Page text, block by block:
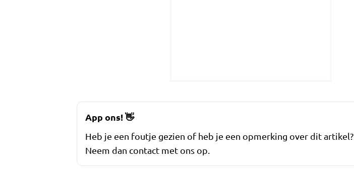
App ons!👋
Heb je een foutje gezien of heb je een opmerking over dit artikel?
Neem dan contact met ons op.